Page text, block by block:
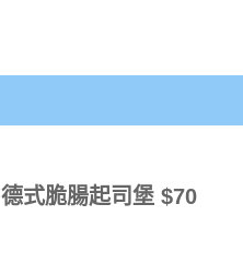
德式脆腸起司堡 $70